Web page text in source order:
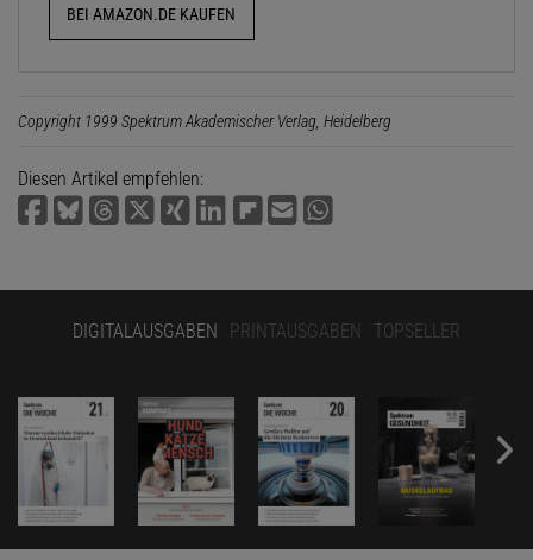
BEI AMAZON.DE KAUFEN
Copyright 1999 Spektrum Akademischer Verlag, Heidelberg
Diesen Artikel empfehlen:
DIGITALAUSGABEN PRINTAUSGABEN TOPSELLER